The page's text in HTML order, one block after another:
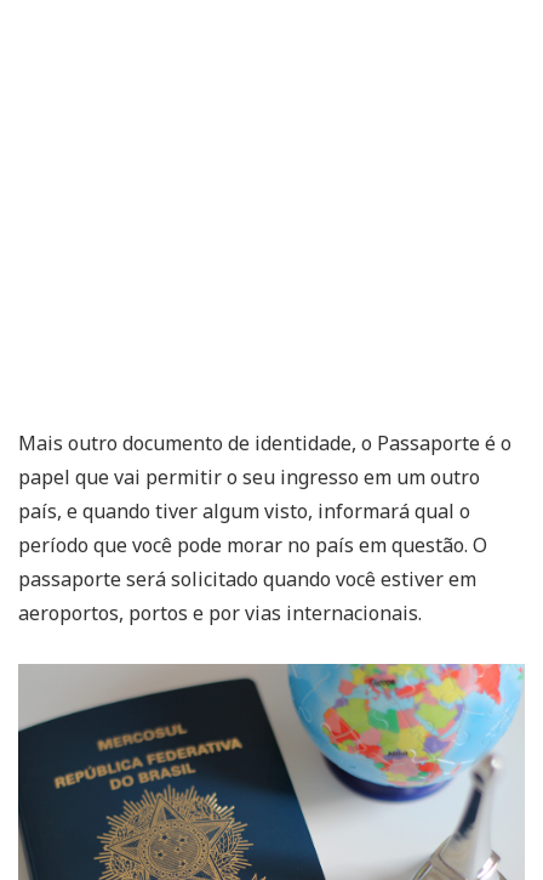
Mais outro documento de identidade, o Passaporte é o
papel que vai permitir o seu ingresso em um outro
país, e quando tiver algum visto, informará qual o
período que você pode morar no país em questão. O
passaporte será solicitado quando você estiver em
aeroportos, portos e por vias internacionais.